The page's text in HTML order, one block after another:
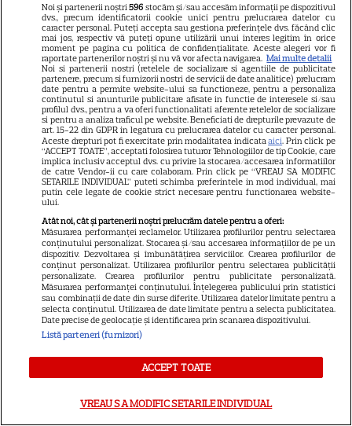
Când „Fălci” se întâlnește cu
„Coborâre întunecată”:
Producția claustrofobă de pe
Prime Video ce nu trebuie
ratată
18
DISNEY PLUS
Ce vedem pe streaming între
27 iulie și 2 august 2026:
Diavolul se îmbracă de la Prada
2 pe Disney+ și mari noutăți
Netflix
NETFLIX
Josh Hartnett revine pe Netflix
în thrillerul „Below”! Noutăți
majore despre premiile Emmy
și noul serial Dan Brown
DISNEY PLUS
Noi și partenerii noștri596 stocăm și/sau accesăm informații pe dispozitivul
dvs., precum identificatorii cookie unici pentru prelucrarea datelor cu
caracter personal. Puteți accepta sau gestiona preferințele dvs. făcând clic
mai jos, respectiv vă puteți opune utilizării unui interes legitim în orice
moment pe pagina cu politica de confidențialitate. Aceste alegeri vor fi
raportate partenerilor noștri și nu vă vor afecta navigarea. Mai multe detalii
Noi si partenerii nostri (retelele de socializare si agentiile de publicitate
partenere, precum si furnizorii nostri de servicii de date analitice) prelucram
date pentru a permite website-ului sa functioneze, pentru a personaliza
continutul si anunturile publicitare afisate in functie de interesele si/sau
profilul dvs., pentru a va oferi functionalitati aferente retelelor de socializare
si pentru a analiza traficul pe website. Beneficiati de drepturile prevazute de
art. 15-22 din GDPR in legatura cu prelucrarea datelor cu caracter personal.
Aceste drepturi pot fi exercitate prin modalitatea indicataaici. Prin click pe
“ACCEPT TOATE”, acceptati folosirea tuturor Tehnologiilor de tip Cookie, care
implica inclusiv acceptul dvs. cu privire la stocarea/accesarea informatiilor
de catre Vendor-ii cu care colaboram. Prin click pe “VREAU SA MODIFIC
SETARILE INDIVIDUAL” puteti schimba preferintele in mod individual, mai
putin cele legate de cookie strict necesare pentru functionarea website-
ului.
Atât noi, cât și partenerii noștri prelucrăm datele pentru a oferi:
Măsurarea performanței reclamelor. Utilizarea profilurilor pentru selectarea
conținutului personalizat. Stocarea și/sau accesarea informațiilor de pe un
dispozitiv. Dezvoltarea și îmbunătățirea serviciilor. Crearea profilurilor de
conținut personalizat. Utilizarea profilurilor pentru selectarea publicității
personalizate. Crearea profilurilor pentru publicitate personalizată.
Măsurarea performanței conținutului. Înțelegerea publicului prin statistici
sau combinații de date din surse diferite. Utilizarea datelor limitate pentru a
selecta conținutul. Utilizarea de date limitate pentru a selecta publicitatea.
Date precise de geolocație și identificarea prin scanarea dispozitivului.
Listă parteneri (furnizori)
ACCEPT TOATE
VREAU SA MODIFIC SETARILE INDIVIDUAL